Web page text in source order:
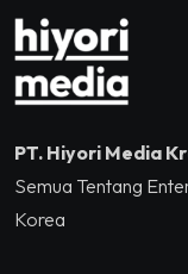
PT. Hiyori Media
Semua Tentang
Korea